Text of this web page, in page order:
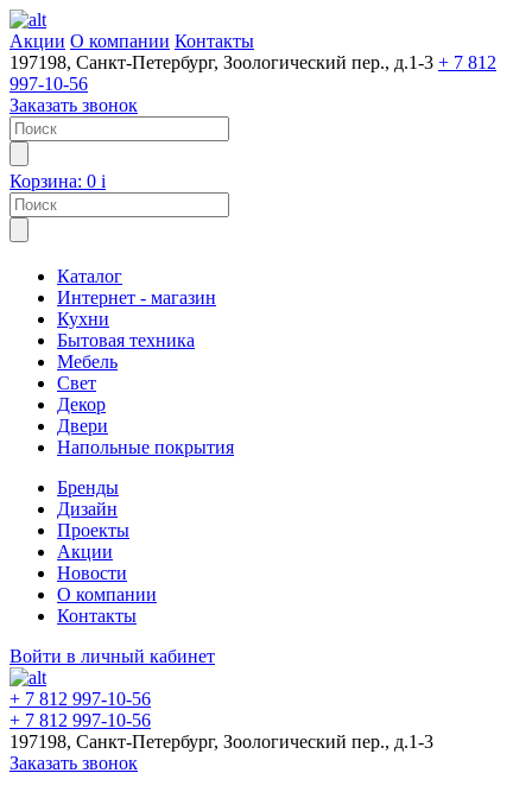
Акции О компании Контакты
197198, Санкт-Петербург, Зоологический пер., д.1-3 + 7 812
997-10-56
Заказать звонок
Корзина: 0 i
Каталог
Интернет - магазин
Кухни
Бытовая техника
Мебель
Свет
Декор
Двери
Напольные покрытия
Бренды
Дизайн
Проекты
Акции
Новости
О компании
Контакты
Войти в личный кабинет
+ 7 812 997-10-56
+ 7 812 997-10-56
197198, Санкт-Петербург, Зоологический пер., д.1-3
Заказать звонок